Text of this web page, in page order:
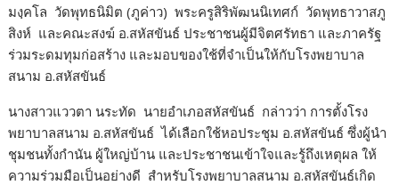
มงฺคโล วัดพุทธนิมิต (ภูค่าว) พระครูสิริพัฒนนิเทศก์ วัดพุทธาวาสภู
สิงห์ และคณะสงฆ์ อ.สหัสขันธ์ ประชาชนผู้มีจิตศรัทธา และภาครัฐ
ร่วมระดมทุมก่อสร้าง และมอบของใช้ที่จำเป็นให้กับโรงพยาบาล
สนาม อ.สหัสขันธ์
นางสาวแววตา นระทัด นายอำเภอสหัสขันธ์ กล่าวว่า การตั้งโรง
พยาบาลสนาม อ.สหัสขันธ์ ได้เลือกใช้หอประชุม อ.สหัสขันธ์ ซึ่งผู้นำ
ชุมชนทั้งกำนัน ผู้ใหญ่บ้าน และประชาชนเข้าใจและรู้ถึงเหตุผล ให้
ความร่วมมือเป็นอย่างดี สำหรับโรงพยาบาลสนาม อ.สหัสขันธ์เกิด